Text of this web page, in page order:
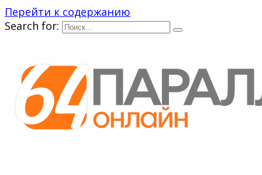
Перейти к содержанию
Search for: